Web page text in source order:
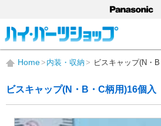
Home 内装・収納 ビスキャップ(N・
ビスキャップ(N・B・C柄用)16個入